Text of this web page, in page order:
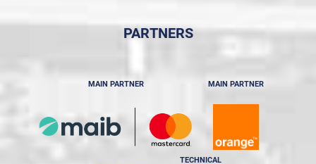
PARTNERS
MAIN PARTNER MAIN PARTNER
TECHNICAL